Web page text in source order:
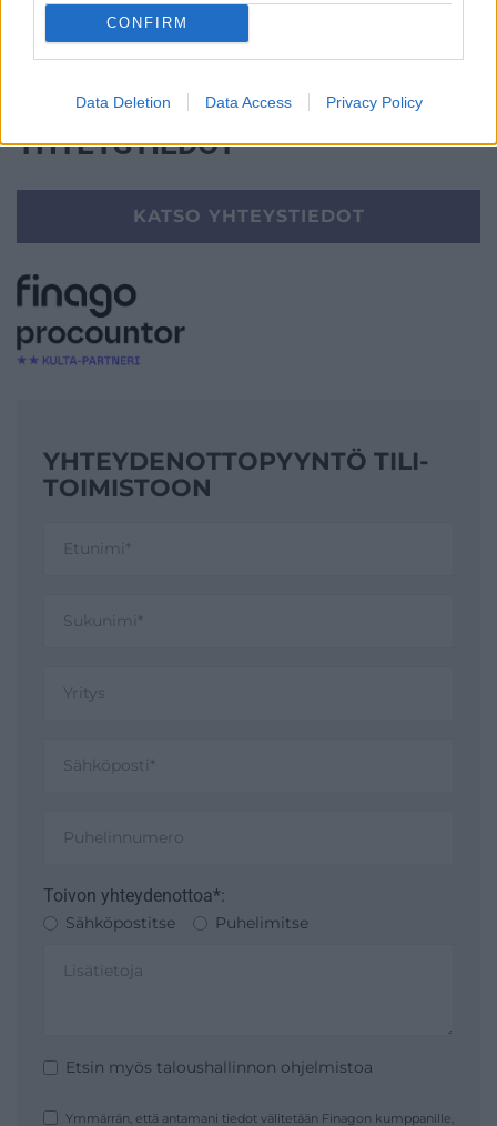
CONFIRM
Data Deletion Data Access Privacy Policy
Yrityksen elinkaarenhallinta (esim. yrityksen
perustamispalvelut)
YHTEYSTIEDOT
KATSO YHTEYSTIEDOT
YHTEYDENOTTO­PYYNTÖ TILI­
TOIMISTOON
Toivon yhteydenottoa*:
Sähköpostitse Puhelimitse
Etsin myös taloushallinnon ohjelmistoa
Ymmärrän, että antamani tiedot välitetään Finagon kumppanille,